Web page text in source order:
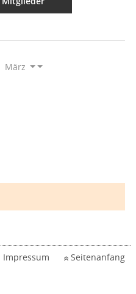
März
Impressum Seitenanfang